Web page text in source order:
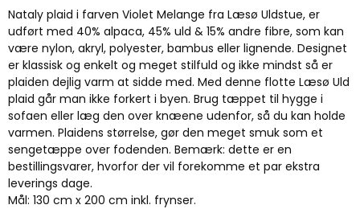
Nataly plaid i farven Violet Melange fra Læsø Uldstue, er
udført med 40% alpaca, 45% uld & 15% andre fibre, som kan
være nylon, akryl, polyester, bambus eller lignende. Designet
er klassisk og enkelt og meget stilfuld og ikke mindst så er
plaiden dejlig varm at sidde med. Med denne flotte Læsø Uld
plaid går man ikke forkert i byen. Brug tæppet til hygge i
sofaen eller læg den over knæene udenfor, så du kan holde
varmen. Plaidens størrelse, gør den meget smuk som et
sengetæppe over fodenden. Bemærk: dette er en
bestillingsvarer, hvorfor der vil forekomme et par ekstra
leverings dage.
Mål: 130 cm x 200 cm inkl. frynser.